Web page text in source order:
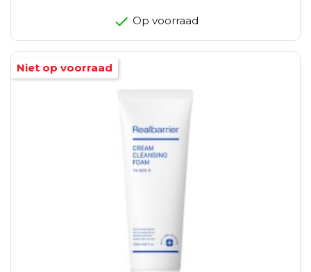
Op voorraad
Niet op voorraad